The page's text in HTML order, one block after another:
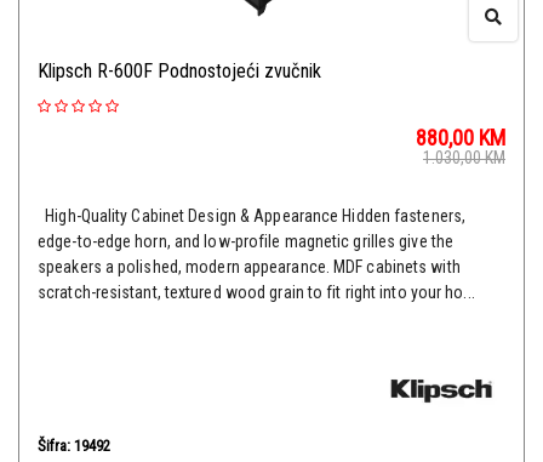
Klipsch R-600F Podnostojeći zvučnik
880,00 KM
1.030,00KM
High-Quality Cabinet Design & Appearance Hidden fasteners,
edge-to-edge horn, and low-profile magnetic grilles give the
speakers a polished, modern appearance. MDF cabinets with
scratch-resistant, textured wood grain to fit right into your ho...
Šifra: 19492